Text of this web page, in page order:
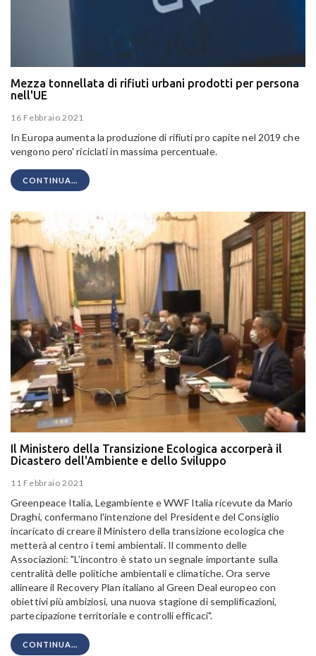
Mezza tonnellata di rifiuti urbani prodotti per persona
nell'UE
16 Febbraio 2021
In Europa aumenta la produzione di rifiuti pro capite nel 2019 che
vengono pero' riciclati in massima percentuale.
CONTINUA...
Il Ministero della Transizione Ecologica accorperà il
Dicastero dell'Ambiente e dello Sviluppo
11 Febbraio 2021
Greenpeace Italia, Legambiente e WWF Italia ricevute da Mario
Draghi, confermano l'intenzione del Presidente del Consiglio
incaricato di creare il Ministero della transizione ecologica che
metterà al centro i temi ambientali. Il commento delle
Associazioni: "L’incontro è stato un segnale importante sulla
centralità delle politiche ambientali e climatiche. Ora serve
allineare il Recovery Plan italiano al Green Deal europeo con
obiettivi più ambiziosi, una nuova stagione di semplificazioni,
partecipazione territoriale e controlli efficaci".
CONTINUA...